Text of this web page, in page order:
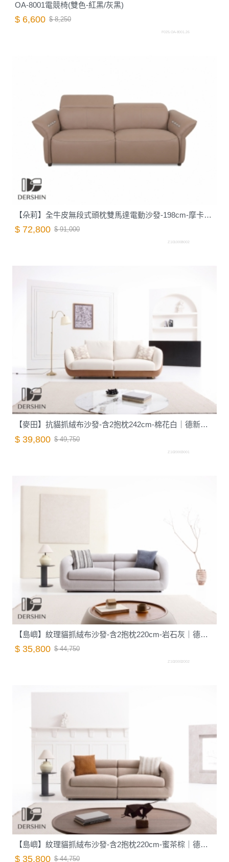
OA-8001電競椅(雙色-紅黑/灰黑)
$ 6,600 $ 8,250
F025.OA-8001.26
【朵莉】全牛皮無段式頭枕雙馬達電動沙發-198cm-摩卡棕｜德新家具
$ 72,800 $ 91,000
Z1010008002
【麥田】抗貓抓絨布沙發-含2抱枕242cm-棉花白｜德新家具
$ 39,800 $ 49,750
Z1020003001
【島嶼】紋理貓抓絨布沙發-含2抱枕220cm-岩石灰｜德新家具
$ 35,800 $ 44,750
Z1020002002
【島嶼】紋理貓抓絨布沙發-含2抱枕220cm-蜜茶棕｜德新家具
$ 35,800 $ 44,750